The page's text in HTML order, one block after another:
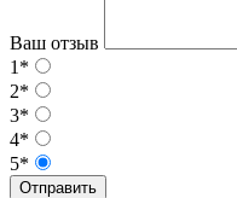
Ваш отзыв
1*
2*
3*
4*
5*
Отправить